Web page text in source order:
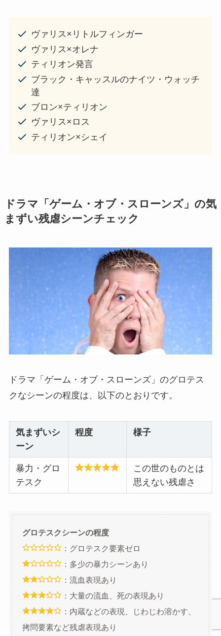
ヴァリス×リトルフィンガー
ヴァリス×オレナ
ティリオン発言
ブラック・キャッスルのナイツ・ウォッチ
達
ブロン×ティリオン
ヴァリス×ロス
ティリオン×シェイ
ドラマ「ゲーム・オブ・スローンズ」の気
まずい残虐シーンチェック
ドラマ「ゲーム・オブ・スローンズ」のグロテス
クなシーンの程度は、以下のとおりです。
気まずいシ
ーン
程度 様子
暴力・グロ
テスク
この世のものとは
思えない残虐さ
グロテスクシーンの程度
：グロテスク要素ゼロ
：多少の暴力シーンあり
：流血表現あり
：大量の流血、死の表現あり
：内蔵などの表現、じわじわ溶かす、
拷問要素など残虐表現あり